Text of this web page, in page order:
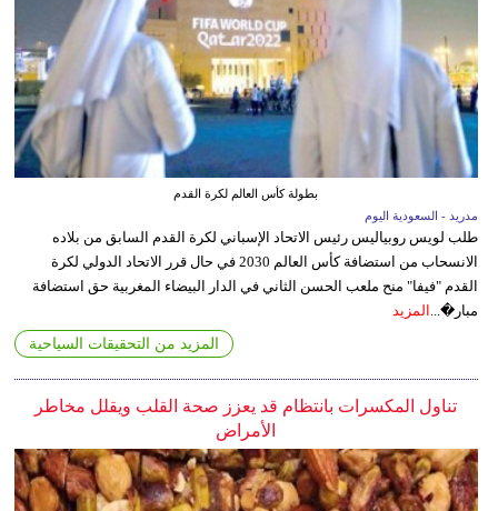
بطولة كأس العالم لكرة القدم
مدريد - السعودية اليوم
طلب لويس روبياليس رئيس الاتحاد الإسباني لكرة القدم السابق من بلاده
الانسحاب من استضافة كأس العالم 2030 في حال قرر الاتحاد الدولي لكرة
القدم "فيفا" منح ملعب الحسن الثاني في الدار البيضاء المغربية حق استضافة
مبار�... المزيد
المزيد من التحقيقات السياحية
تناول المكسرات بانتظام قد يعزز صحة القلب ويقلل مخاطر
الأمراض